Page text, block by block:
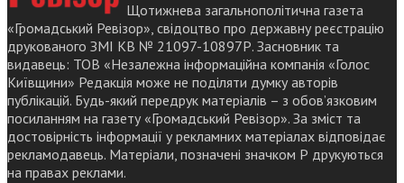
Щотижнева загальнополітична газета
«Громадський Ревізор», свідоцтво про державну реєстрацію
друкованого ЗМІ КВ № 21097-10897Р. Засновник та
видавець: ТОВ «Незалежна інформаційна компанія «Голос
Київщини» Редакція може не поділяти думку авторів
публікацій. Будь-який передрук матеріалів – з обов’язковим
посиланням на газету «Громадський Ревізор». За зміст та
достовірність інформації у рекламних матеріалах відповідає
рекламодавець. Матеріали, позначені значком Р друкуються
на правах реклами.